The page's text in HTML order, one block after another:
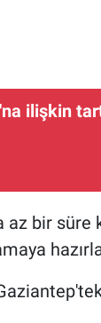
ilişkin
az bir süre